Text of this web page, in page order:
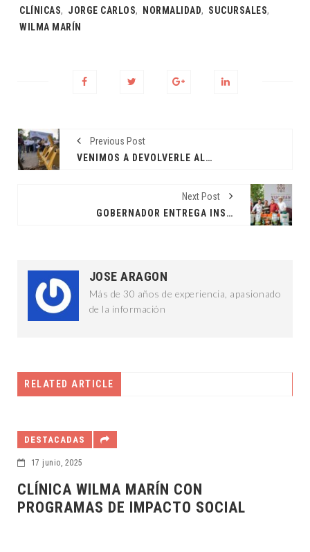
Tags:
CLÍNICAS, JORGE CARLOS, NORMALIDAD, SUCURSALES,
WILMA MARÍN
Previous Post
VENIMOS A DEVOLVERLE AL PUEBLO LO QUE LE CORRESPONDE: JDM
Next Post
GOBERNADOR ENTREGA INSUMOS APÍCOLAS
JOSE ARAGON
Más de 30 años de experiencia, apasionado
de la información
RELATED ARTICLE
MARÍN CON
IMPACTO SOCIAL
CUATRO AÑOS
YUCATECOS